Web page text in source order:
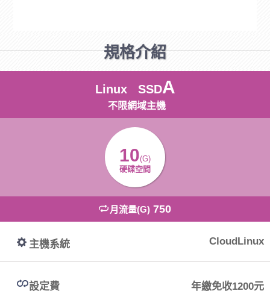
規格介紹
Linux SSDA
不限網域主機
10(G)
硬碟空間
月流量(G) 750
主機系統 CloudLinux
設定費 年繳免收1200元